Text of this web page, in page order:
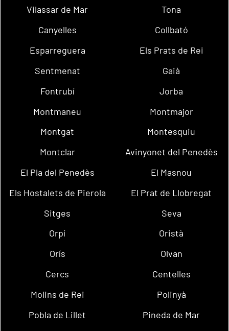
Vilassar de Mar
Tona
Canyelles
Collbató
Esparreguera
Els Prats de Rei
Sentmenat
Gaià
Fontrubí
Jorba
Montmaneu
Montmajor
Montgat
Montesquiu
Montclar
Avinyonet del Penedès
El Pla del Penedès
El Masnou
Els Hostalets de Pierola
El Prat de Llobregat
Sitges
Seva
Orpí
Oristà
Orís
Olvan
Cercs
Centelles
Molins de Rei
Polinyà
Pobla de Lillet
Pineda de Mar